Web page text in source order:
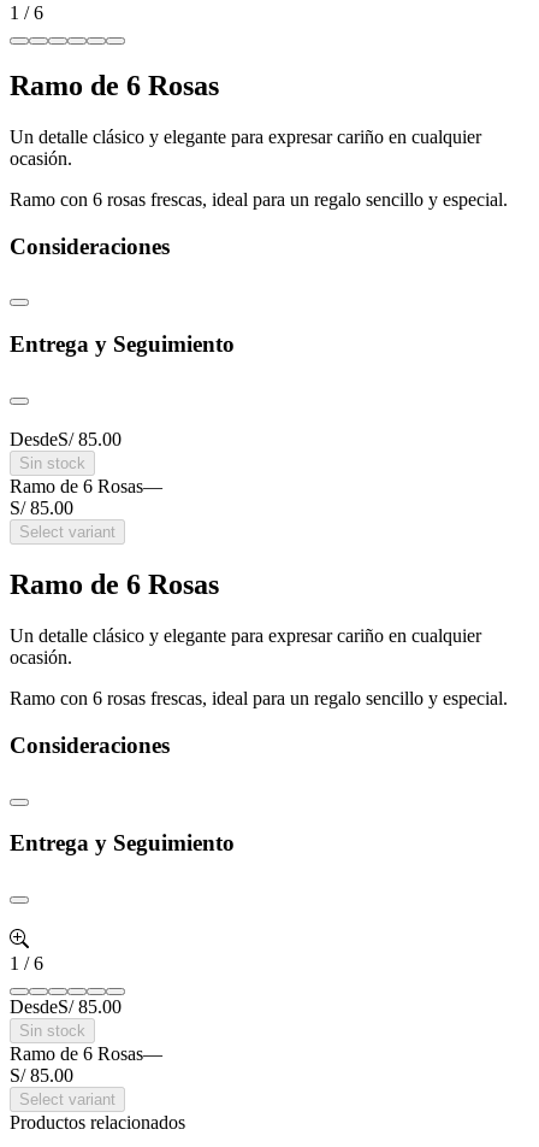
1 /6
Ramo de 6 Rosas
Un detalle clásico y elegante para expresar cariño en cualquier
ocasión.
Ramo con 6 rosas frescas, ideal para un regalo sencillo y especial.
Consideraciones
Entrega y Seguimiento
DesdeS/ 85.00
Sin stock
Ramo de 6 Rosas—
S/ 85.00
Select variant
Ramo de 6 Rosas
Un detalle clásico y elegante para expresar cariño en cualquier
ocasión.
Ramo con 6 rosas frescas, ideal para un regalo sencillo y especial.
Consideraciones
Entrega y Seguimiento
1 /6
DesdeS/ 85.00
Sin stock
Ramo de 6 Rosas—
S/ 85.00
Select variant
Productos relacionados